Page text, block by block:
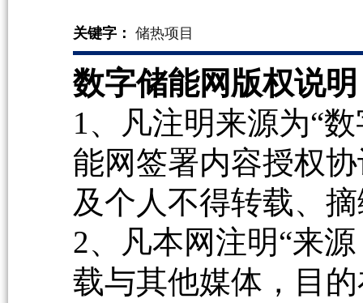
关键字： 储热项目
数字储能网版权说
1、凡注明来源为“
能网签署内容授权
及个人不得转载、
2、凡本网注明“来
载与其他媒体，目